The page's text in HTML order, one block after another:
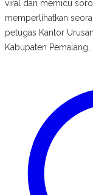
viral dan memicu
memperlihatkan
petugas Kantor
Kabupaten Pemalang,